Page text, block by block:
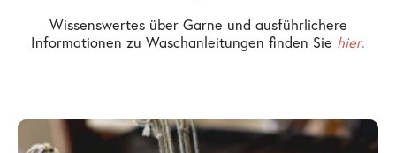
Wissenswertes über Garne und ausführlichere
Informationen zu Waschanleitungen finden Sie hier.